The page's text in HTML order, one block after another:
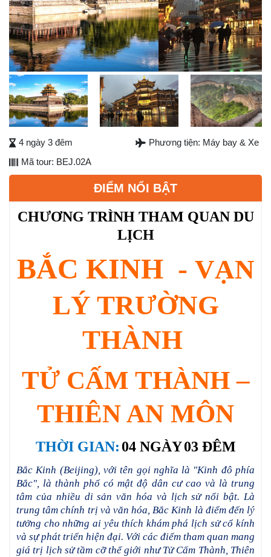
Previous Next
Next
4 ngày 3 đêm
Phương tiện: Máy bay & Xe
Mã tour: BEJ.02A
ĐIỂM NỔI BẬT
CHƯƠNG TRÌNH THAM QUAN DU
LỊCH
BẮC KINH - VẠN
LÝ TRƯỜNG
THÀNH
TỬ CẤM THÀNH –
THIÊN AN MÔN
THỜI GIAN: 04 NGÀY03 ĐÊM
Bắc Kinh (Beijing), với tên gọi nghĩa là "Kinh đô phía
Bắc", là thành phố có mật độ dân cư cao và là trung
tâm của nhiều di sản văn hóa và lịch sử nổi bật. Là
trung tâm chính trị và văn hóa, Bắc Kinh là điểm đến lý
tưởng cho những ai yêu thích khám phá lịch sử cổ kính
và sự phát triển hiện đại. Với các điểm tham quan mang
giá trị lịch sử tầm cỡ thế giới như Tử Cấm Thành, Thiên